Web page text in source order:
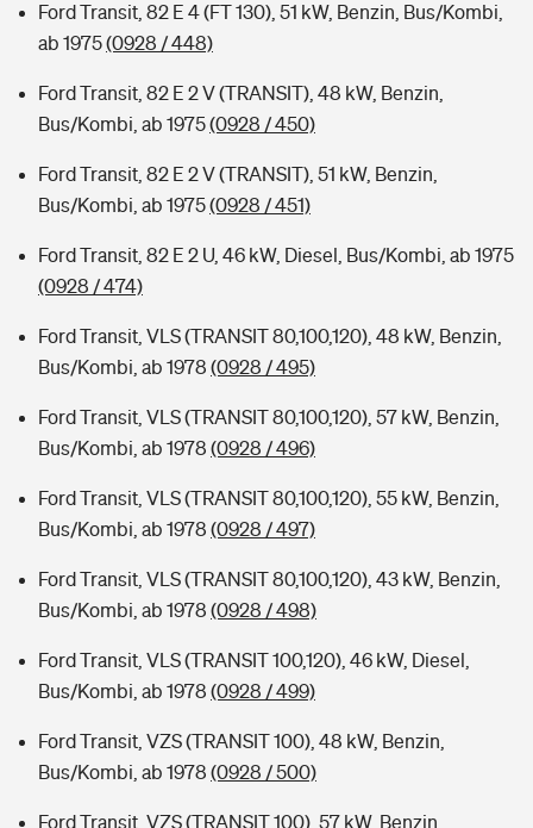
Ford Transit, 82 E 4 (FT 130), 51 kW, Benzin, Bus/Kombi,
ab 1975(0928 / 448)
Ford Transit, 82 E 2 V (TRANSIT), 48 kW, Benzin,
Bus/Kombi, ab 1975(0928 / 450)
Ford Transit, 82 E 2 V (TRANSIT), 51 kW, Benzin,
Bus/Kombi, ab 1975(0928 / 451)
Ford Transit, 82 E 2 U, 46 kW, Diesel, Bus/Kombi, ab 1975
(0928 / 474)
Ford Transit, VLS (TRANSIT 80,100,120), 48 kW, Benzin,
Bus/Kombi, ab 1978 (0928 / 495)
Ford Transit, VLS (TRANSIT 80,100,120), 57 kW, Benzin,
Bus/Kombi, ab 1978 (0928 / 496)
Ford Transit, VLS (TRANSIT 80,100,120), 55 kW, Benzin,
Bus/Kombi, ab 1978 (0928 / 497)
Ford Transit, VLS (TRANSIT 80,100,120), 43 kW, Benzin,
Bus/Kombi, ab 1978 (0928 / 498)
Ford Transit, VLS (TRANSIT 100,120), 46 kW, Diesel,
Bus/Kombi, ab 1978 (0928 / 499)
Ford Transit, VZS (TRANSIT 100), 48 kW, Benzin,
Bus/Kombi, ab 1978 (0928 / 500)
Ford Transit, VZS (TRANSIT 100), 57 kW, Benzin,